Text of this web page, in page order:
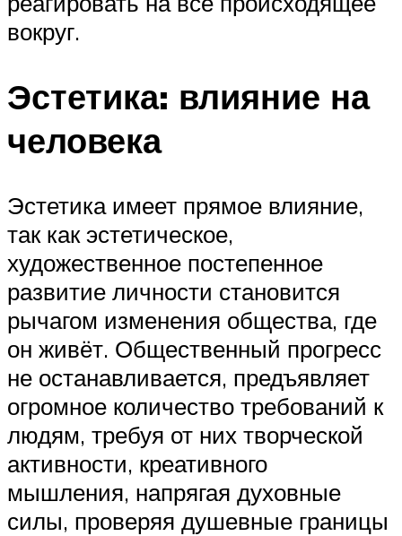
вокруг.
Эстетика: влияние на
человека
Эстетика имеет прямое влияние,
так как эстетическое,
художественное постепенное
развитие личности становится
рычагом изменения общества, где
он живёт. Общественный прогресс
не останавливается, предъявляет
огромное количество требований к
людям, требуя от них творческой
активности, креативного
мышления, напрягая духовные
силы, проверяя душевные границы